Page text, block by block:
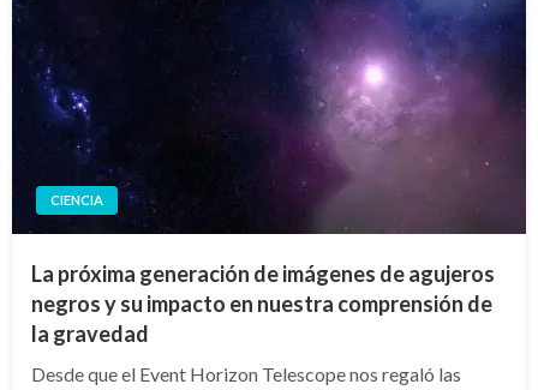
CIENCIA
La próxima generación de imágenes de agujeros
negros y su impacto en nuestra comprensión de
la gravedad
Desde que el Event Horizon Telescope nos regaló las